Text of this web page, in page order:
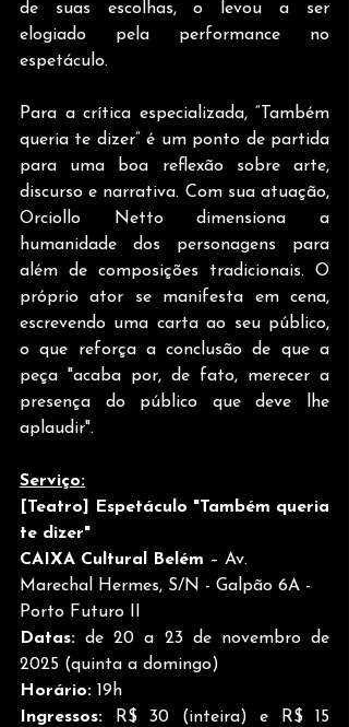
de suas escolhas, o levou a ser
elogiado pela performance no
espetáculo.
Para a crítica especializada, “Também
queria te dizer” é um ponto de partida
para uma boa reflexão sobre arte,
discurso e narrativa. Com sua atuação,
Orciollo Netto dimensiona a
humanidade dos personagens para
além de composições tradicionais. O
próprio ator se manifesta em cena,
escrevendo uma carta ao seu público,
o que reforça a conclusão de que a
peça "acaba por, de fato, merecer a
presença do público que deve lhe
aplaudir".
Serviço:
[Teatro] Espetáculo "Também queria
te dizer"
CAIXA Cultural Belém – Av.
Marechal Hermes, S/N - Galpão 6A -
Porto Futuro II
Datas: de 20 a 23 de novembro de
2025 (quinta a domingo)
Horário: 19h
Ingressos: R$ 30 (inteira) e R$ 15